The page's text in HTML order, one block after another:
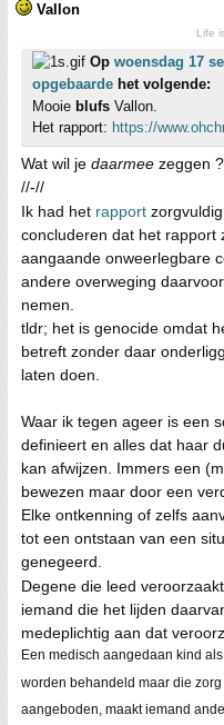
Vallon
Life
Op woensdag 17
opgebaarde het volgende:
Mooie blufs Vallon.
Het rapport: https://
Wat wil je daarmee zeggen ?
//-//
Ik had het rapport
concluderen dat het rapport
aangaande onweerlegbare
andere overweging
nemen.
tldr; het is genocide omdat
betreft zonder daar
laten doen.
Waar ik tegen ageer is een
definieert en alles dat haar
kan afwijzen. Immers een
bewezen maar door een
Elke ontkenning of zelfs
tot een ontstaan van een
genegeerd.
Degene die leed veroorzaakt
iemand die het lijden
medeplichtig aan dat
Een medisch aangedaan kind
worden behandeld maar die
aangeboden, maakt iemand